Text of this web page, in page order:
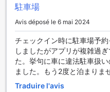
駐車場
Avis déposé le 6 mai 2024
チェックイン時に駐車場予
しましたがアプリが複雑過
た。挙句に車に違法駐車扱
ました。もう2度と泊まりま
Traduire l'avis